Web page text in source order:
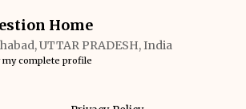
Home
UTTAR PRADESH, India
my complete profile